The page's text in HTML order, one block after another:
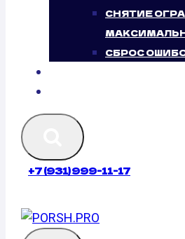
СНЯТИЕ
СБРОС
+7 (931) 999-11-17